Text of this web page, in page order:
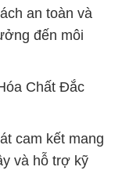
an toàn và
đến môi
Chất Đắc
cam kết mang
và hỗ trợ kỹ